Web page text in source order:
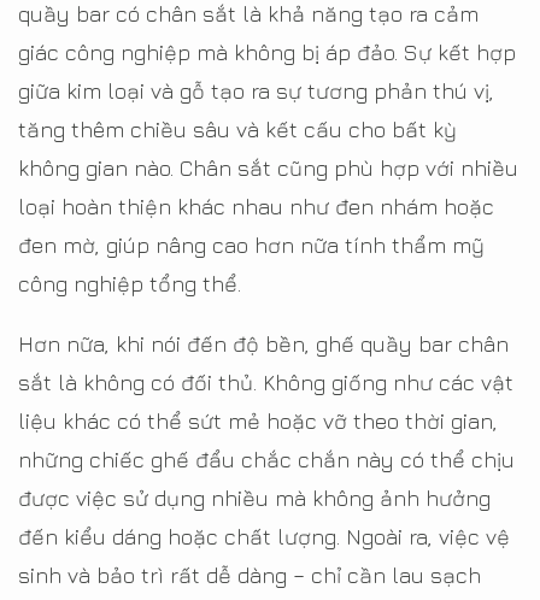
quầy bar có chân sắt là khả năng tạo ra cảm
giác công nghiệp mà không bị áp đảo. Sự kết hợp
giữa kim loại và gỗ tạo ra sự tương phản thú vị,
tăng thêm chiều sâu và kết cấu cho bất kỳ
không gian nào. Chân sắt cũng phù hợp với nhiều
loại hoàn thiện khác nhau như đen nhám hoặc
đen mờ, giúp nâng cao hơn nữa tính thẩm mỹ
công nghiệp tổng thể.
Hơn nữa, khi nói đến độ bền, ghế quầy bar chân
sắt là không có đối thủ. Không giống như các vật
liệu khác có thể sứt mẻ hoặc vỡ theo thời gian,
những chiếc ghế đẩu chắc chắn này có thể chịu
được việc sử dụng nhiều mà không ảnh hưởng
đến kiểu dáng hoặc chất lượng. Ngoài ra, việc vệ
sinh và bảo trì rất dễ dàng – chỉ cần lau sạch